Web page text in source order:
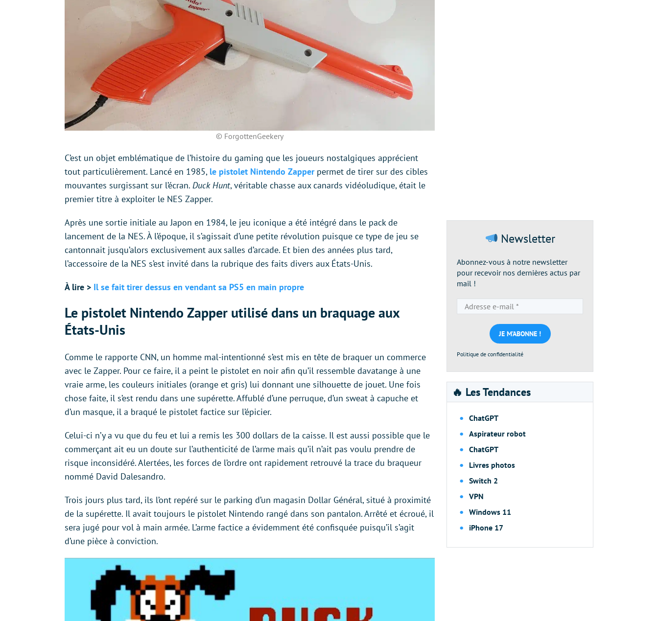
© ForgottenGeekery
C’est un objet emblématique de l’histoire du gaming que les joueurs nostalgiques apprécient
tout particulièrement. Lancé en 1985, le pistolet Nintendo Zapperpermet de tirer sur des cibles
mouvantes surgissant sur l’écran. Duck Hunt, véritable chasse aux canards vidéoludique, était le
premier titre à exploiter le NES Zapper.
Après une sortie initiale au Japon en 1984, le jeu iconique a été intégré dans le pack de
lancement de la NES. À l’époque, il s’agissait d’une petite révolution puisque ce type de jeu se
cantonnait jusqu’alors exclusivement aux salles d’arcade. Et bien des années plus tard,
l’accessoire de la NES s’est invité dans la rubrique des faits divers aux États-Unis.
À lire > Il se fait tirer dessus en vendant sa PS5 en main propre
Le pistolet Nintendo Zapper utilisé dans un braquage aux
États-Unis
Comme le rapporte CNN, un homme mal-intentionné s’est mis en tête de braquer un commerce
avec le Zapper. Pour ce faire, il a peint le pistolet en noir afin qu’il ressemble davatange à une
vraie arme, les couleurs initiales (orange et gris) lui donnant une silhouette de jouet. Une fois
chose faite, il s’est rendu dans une supérette. Affublé d’une perruque, d’un sweat à capuche et
d’un masque, il a braqué le pistolet factice sur l’épicier.
Celui-ci n’y a vu que du feu et lui a remis les 300 dollars de la caisse. Il est aussi possible que le
commerçant ait eu un doute sur l’authenticité de l’arme mais qu’il n’ait pas voulu prendre de
risque inconsidéré. Alertées, les forces de l’ordre ont rapidement retrouvé la trace du braqueur
nommé David Dalesandro.
Trois jours plus tard, ils l’ont repéré sur le parking d’un magasin Dollar Général, situé à proximité
de la supérette. Il avait toujours le pistolet Nintendo rangé dans son pantalon. Arrêté et écroué, il
sera jugé pour vol à main armée. L’arme factice a évidemment été confisquée puisqu’il s’agit
d’une pièce à conviction.
Newsletter
Abonnez-vous à notre newsletter
pour recevoir nos dernières actus par
mail !
e-
mail
*
Politique de confidentialité
🔥 Les Tendances
ChatGPT
Aspirateur robot
ChatGPT
Livres photos
Switch 2
VPN
Windows 11
iPhone 17